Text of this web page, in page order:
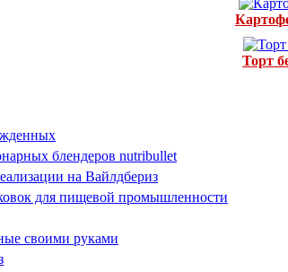
Торт
блендеров nutribullet
на Вайлдбериз
для пищевой промышленности
своими руками